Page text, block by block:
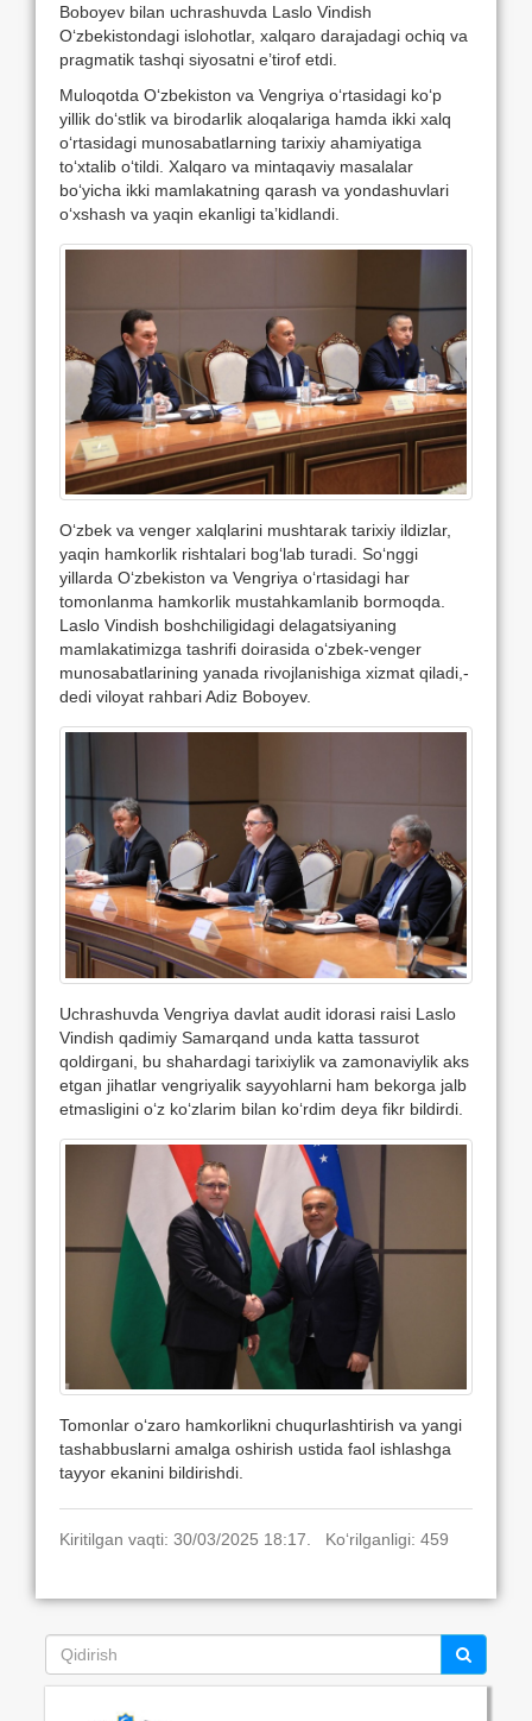
Boboyev bilan uchrashuvda Laslo Vindish
O‘zbekistondagi islohotlar, xalqaro darajadagi ochiq va
pragmatik tashqi siyosatni e’tirof etdi.
Muloqotda O‘zbekiston va Vengriya o‘rtasidagi ko‘p
yillik do‘stlik va birodarlik aloqalariga hamda ikki xalq
o‘rtasidagi munosabatlarning tarixiy ahamiyatiga
to‘xtalib o‘tildi. Xalqaro va mintaqaviy masalalar
bo‘yicha ikki mamlakatning qarash va yondashuvlari
o‘xshash va yaqin ekanligi taʼkidlandi.
Oʻzbek va venger xalqlarini mushtarak tarixiy ildizlar,
yaqin hamkorlik rishtalari bogʻlab turadi. Soʻnggi
yillarda Oʻzbekiston va Vengriya oʻrtasidagi har
tomonlanma hamkorlik mustahkamlanib bormoqda.
Laslo Vindish boshchiligidagi delagatsiyaning
mamlakatimizga tashrifi doirasida oʻzbek-venger
munosabatlarining yanada rivojlanishiga xizmat qiladi,-
dedi viloyat rahbari Adiz Boboyev.
Uchrashuvda Vengriya davlat audit idorasi raisi Laslo
Vindish qadimiy Samarqand unda katta tassurot
qoldirgani, bu shahardagi tarixiylik va zamonaviylik aks
etgan jihatlar vengriyalik sayyohlarni ham bekorga jalb
etmasligini o‘z ko‘zlarim bilan ko‘rdim deya fikr bildirdi.
Tomonlar o‘zaro hamkorlikni chuqurlashtirish va yangi
tashabbuslarni amalga oshirish ustida faol ishlashga
tayyor ekanini bildirishdi.
Kiritilgan vaqti: 30/03/2025 18:17. Ko‘rilganligi: 459